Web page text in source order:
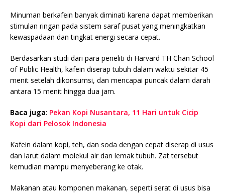
Minuman berkafein banyak diminati karena dapat memberikan
stimulan ringan pada sistem saraf pusat yang meningkatkan
kewaspadaan dan tingkat energi secara cepat.
Berdasarkan studi dari para peneliti di Harvard TH Chan School
of Public Health, kafein diserap tubuh dalam waktu sekitar 45
menit setelah dikonsumsi, dan mencapai puncak dalam darah
antara 15 menit hingga dua jam.
Baca juga: Pekan Kopi Nusantara, 11 Hari untuk Cicip
Kopi dari Pelosok Indonesia
Kafein dalam kopi, teh, dan soda dengan cepat diserap di usus
dan larut dalam molekul air dan lemak tubuh. Zat tersebut
kemudian mampu menyeberang ke otak.
Makanan atau komponen makanan, seperti serat di usus bisa